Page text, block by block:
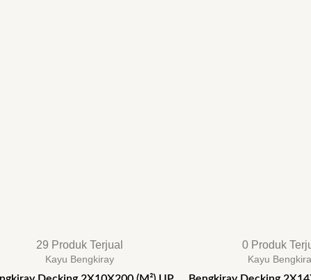
29 Produk Terjual
Kayu Bengkiray
0 Produk
Kayu